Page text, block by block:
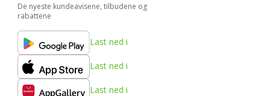
De nyeste kundeavisene, tilbudene og
rabattene
Last ned i
Last ned i
Last ned i